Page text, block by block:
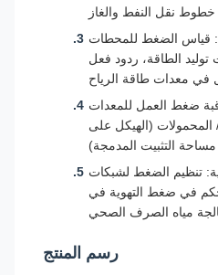
النفط والغاز
الضغط للمحطات
الطاقة، ردود فعل
طاقة الرياح
العمل للمعدات
(الهيكل على
المدمجة)
الضغط لشبكات
في ضغط التهوية في
مياه الصرف الصحي
رسم المنتج